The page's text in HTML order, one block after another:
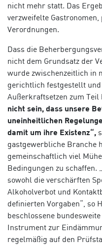
nicht mehr statt. Das
verzweifelte
Verordnungen.
Dass die
nicht dem Grundsatz der
wurde zwischenzeitlich in
gerichtlich festgestellt
Außerkraftsetzen zum Teil
nicht sein, dass unsere
uneinheitlichen
damit um ihre Existenz“,
gastgewerbliche Branche
gemeinschaftlich viel
Bedingungen zu schaffen.
sowohl die verschärften
Alkoholverbot und
definierten Vorgaben“, so
beschlossene
Instrument zur
regelmäßig auf den